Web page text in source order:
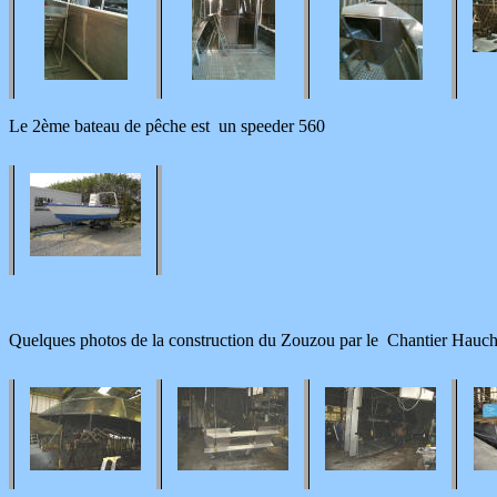
Le 2ème bateau de pêche est un speeder 560
Quelques photos de la construction du Zouzou par le Chantier